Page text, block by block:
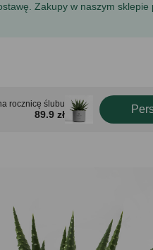
Zakupy w naszym sklepie
rocznicę ślubu
89.9 zł